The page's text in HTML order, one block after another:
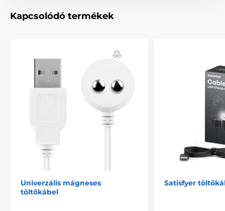
Kapcsolódó termékek
Univerzális mágneses
töltőkábel
Satisfyer